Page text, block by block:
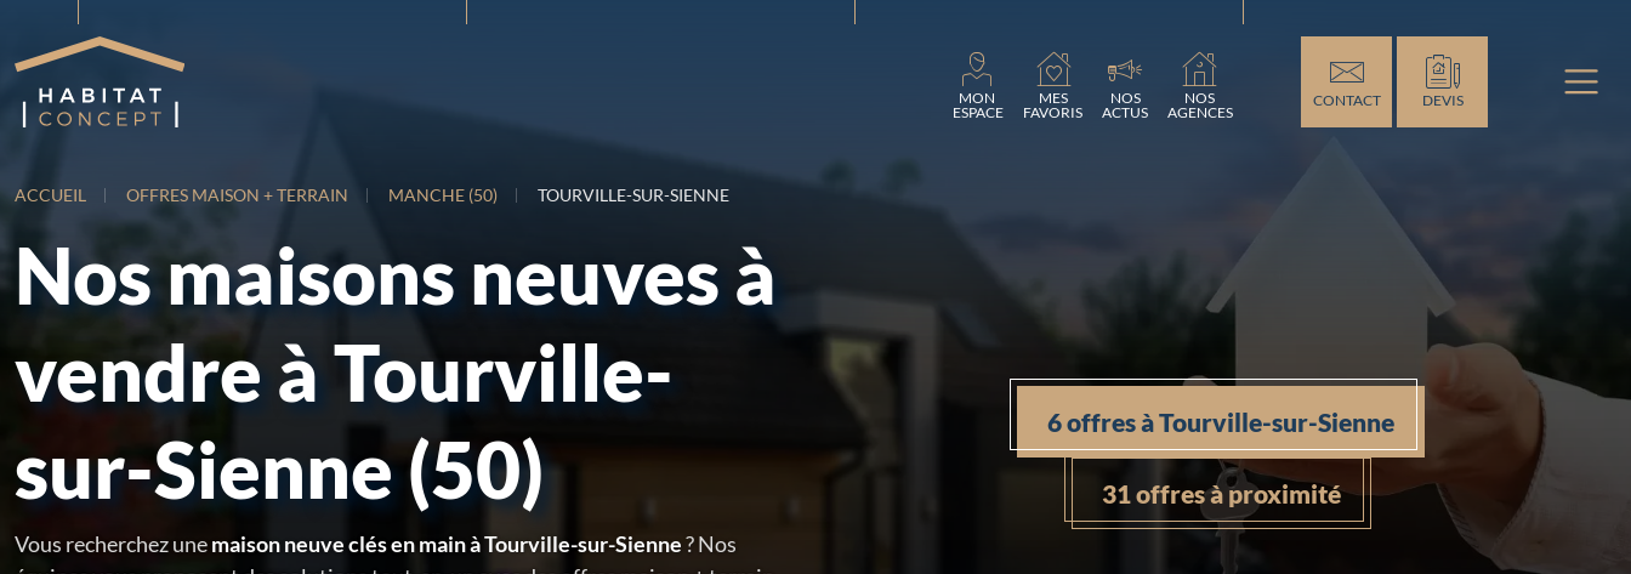
MON
ESPACE
Chargement...
MES
FAVORIS
NOS
ACTUS
NOS
AGENCES
CONTACT DEVIS
ACCUEIL OFFRES MAISON + TERRAIN MANCHE (50) TOURVILLE-SUR-SIENNE
Nos maisons neuves à
vendre à Tourville-
sur-Sienne (50)
Vous recherchez unemaison neuve clés en main à Tourville-sur-Sienne? Nos
6 offres à Tourville-sur-Sienne
31 offres à proximité